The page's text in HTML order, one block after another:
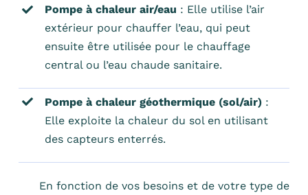
Pompe à chaleur air/eau : Elle utilise l’air
extérieur pour chauffer l’eau, qui peut
ensuite être utilisée pour le chauffage
central ou l’eau chaude sanitaire.
Pompe à chaleur géothermique (sol/air) :
Elle exploite la chaleur du sol en utilisant
des capteurs enterrés.
En fonction de vos besoins et de votre type de